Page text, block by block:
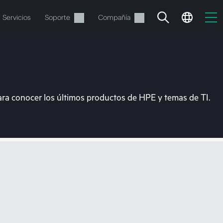
Servicios Soporte Compañía
conocer los últimos productos de HPE y temas de TI.